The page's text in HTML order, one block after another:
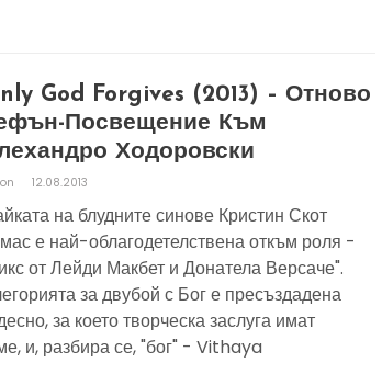
God Forgives (2013) – Отново
Посвещение Към
Ходоровски
12.08.2013
на блудните синове Кристин Скот
е най-облагодетелствена откъм роля -
от Лейди Макбет и Донатела Версаче".
за двубой с Бог е пресъздадена
за което творческа заслуга имат
и, разбира се, "бог" - Vithaya